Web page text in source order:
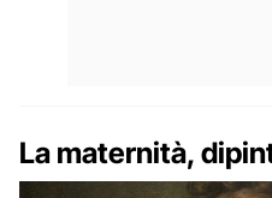
La maternità,